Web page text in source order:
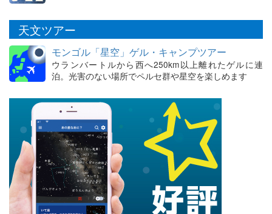
天文ツアー
モンゴル「星空」ゲル・キャンプツアー
ウランバートルから西へ250km以上離れたゲルに連
泊。光害のない場所でペルセ群や星空を楽しめます